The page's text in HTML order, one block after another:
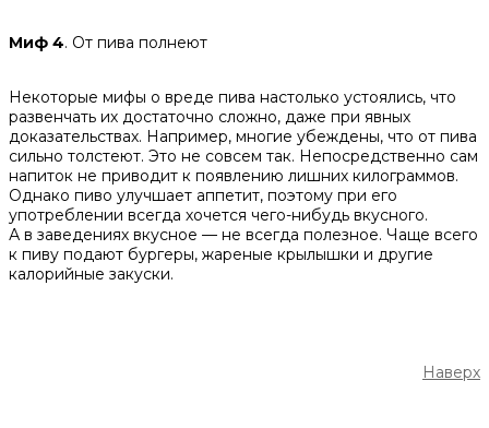
Миф 4. От пива полнеют
Некоторые мифы о вреде пива настолько устоялись, что
развенчать их достаточно сложно, даже при явных
доказательствах. Например, многие убеждены, что от пива
сильно толстеют. Это не совсем так. Непосредственно сам
напиток не приводит к появлению лишних килограммов.
Однако пиво улучшает аппетит, поэтому при его
употреблении всегда хочется чего-нибудь вкусного.
А в заведениях вкусное — не всегда полезное. Чаще всего
к пиву подают бургеры, жареные крылышки и другие
калорийные закуски.
Наверх